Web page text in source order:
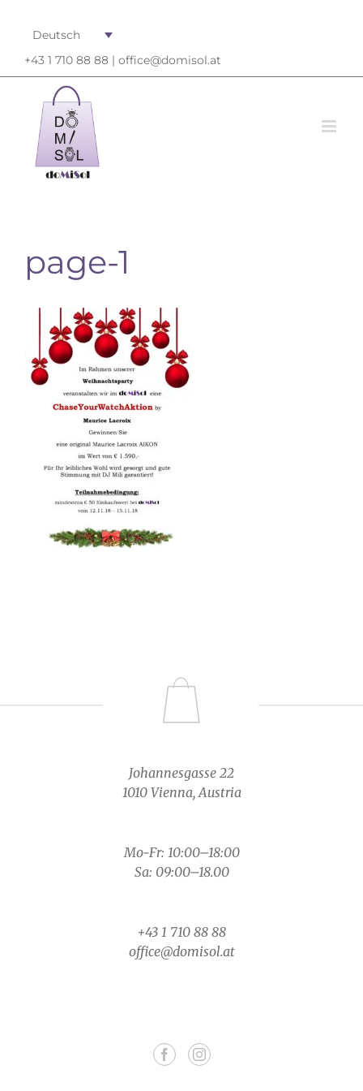
Deutsch
+43 1 710 88 88 | office@domisol.at
page-1
Johannesgasse 22
1010 Vienna, Austria
Mo-Fr: 10:00–18:00
Sa: 09:00–18.00
+43 1 710 88 88
office@domisol.at